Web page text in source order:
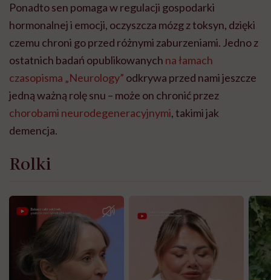
Ponadto sen pomaga w regulacji gospodarki
hormonalnej i emocji, oczyszcza mózg z toksyn, dzięki
czemu chroni go przed różnymi zaburzeniami. Jedno z
ostatnich badań opublikowanych na łamach
czasopisma „Neurology” odkrywa przed nami jeszcze
jedną ważną rolę snu – może on chronić przez
chorobami neurodegeneracyjnymi, takimi jak
demencja.
Rolki